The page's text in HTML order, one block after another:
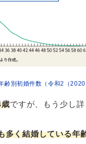
別初婚件数（令和2（2020
ですが、もう少し詳
多く結婚している年